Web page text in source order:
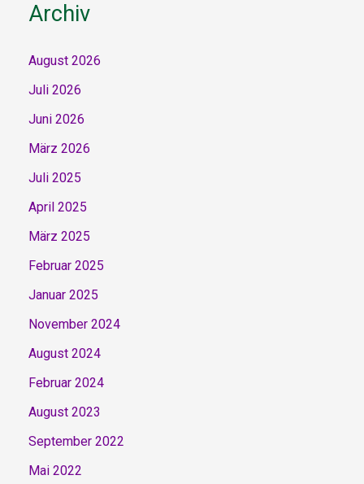
Archiv
August 2026
Juli 2026
Juni 2026
März 2026
Juli 2025
April 2025
März 2025
Februar 2025
Januar 2025
November 2024
August 2024
Februar 2024
August 2023
September 2022
Mai 2022